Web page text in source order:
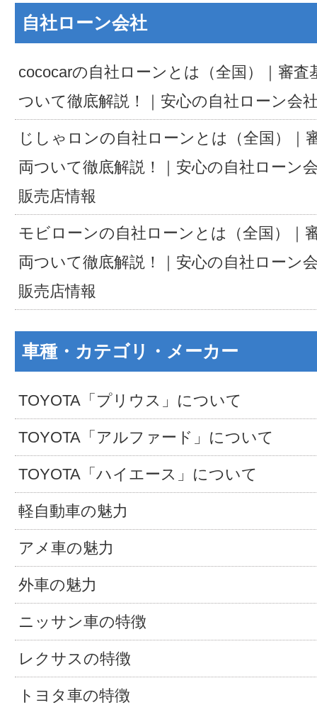
自社ローン会社
cococarの自社ローンとは（全国）｜審査
ついて徹底解説！｜安心の自社ローン会
じしゃロンの自社ローンとは（全国）｜
両ついて徹底解説！｜安心の自社ローン
販売店情報
モビローンの自社ローンとは（全国）｜
両ついて徹底解説！｜安心の自社ローン
販売店情報
車種・カテゴリ・メーカー
TOYOTA「プリウス」について
TOYOTA「アルファード」について
TOYOTA「ハイエース」について
軽自動車の魅力
アメ車の魅力
外車の魅力
ニッサン車の特徴
レクサスの特徴
トヨタ車の特徴